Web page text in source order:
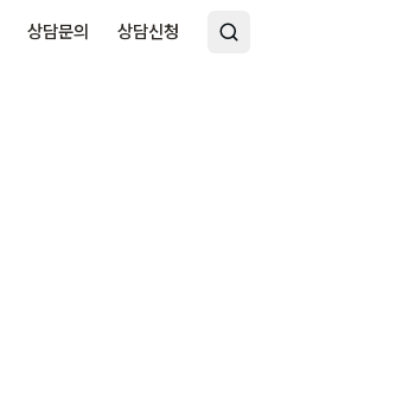
상담문의 상담신청